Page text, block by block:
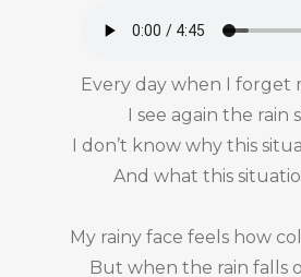
Every day when I forget
I see again the rain
I don’t know why this
And what this
My rainy face feels how
But when the rain falls